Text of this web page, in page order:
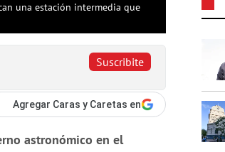
una estación intermedia que
Suscribite
Agregar Caras y Caretas en
astronómico en el